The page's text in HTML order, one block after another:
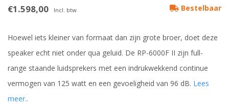
€1.598,00 Incl. btw Bestelbaar
Hoewel iets kleiner van formaat dan zijn grote broer, doet deze
speaker echt niet onder qua geluid. De RP-6000F II zijn full-
range staande luidsprekers met een indrukwekkend continue
vermogen van 125 watt en een gevoeligheid van 96 dB. Lees
meer..